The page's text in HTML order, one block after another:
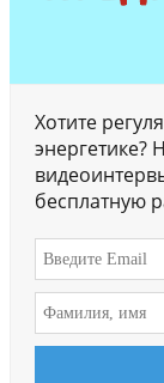
Хотите
энергетике?
бесплатную